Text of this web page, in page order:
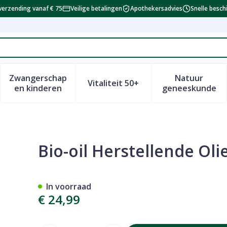
vanaf € 75 Veilige betalingen Apothekersadvies Snelle
verzorging en hygiëne categorie
voor Dieet, voeding en vitamines categorie
Zwangerschap
en kinderenToon submenu voor Zwangerschap en
Vitaliteit 50+Toon submenu voor
Natuur
geneeskunde
Toon
Bio-oil Herstellende
€ 24,99
In voorraad